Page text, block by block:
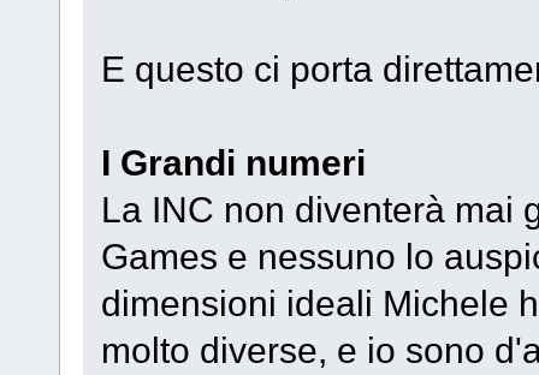
E questo ci porta
I Grandi numeri
La INC non diventerà mai
Games e nessuno lo
dimensioni ideali Michele
molto diverse, e io sono